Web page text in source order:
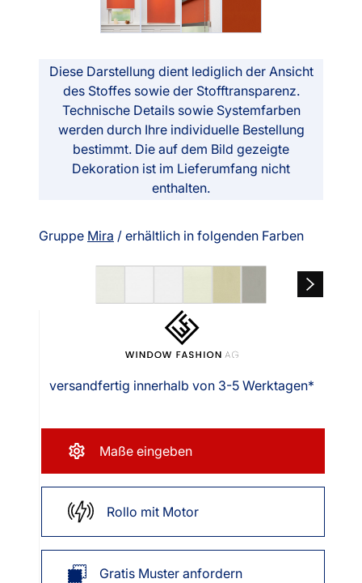
Diese Darstellung dient lediglich der Ansicht
des Stoffes sowie der Stofftransparenz.
Technische Details sowie Systemfarben
werden durch Ihre individuelle Bestellung
bestimmt. Die auf dem Bild gezeigte
Dekoration ist im Lieferumfang nicht
enthalten.
Gruppe Mira / erhältlich in folgenden Farben
versandfertig innerhalb von 3-5 Werktagen*
Maße eingeben
Rollo mit Motor
Gratis Muster anfordern